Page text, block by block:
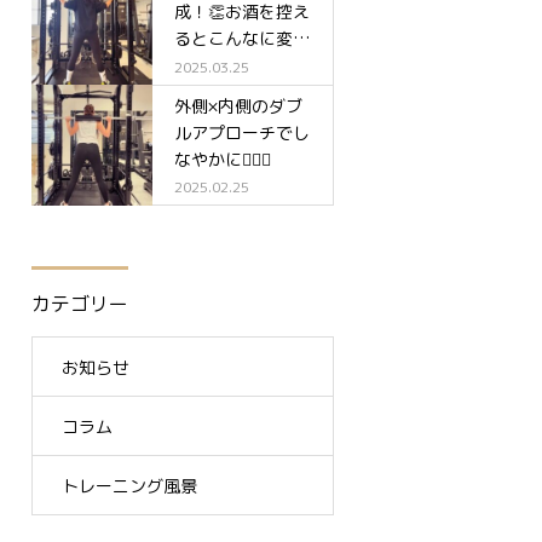
成！👏お酒を控え
るとこんなに変わ
る✨
2025.03.25
外側×内側のダブ
ルアプローチでし
なやかに🧘‍♀️✨
2025.02.25
カテゴリー
お知らせ
コラム
トレーニング風景